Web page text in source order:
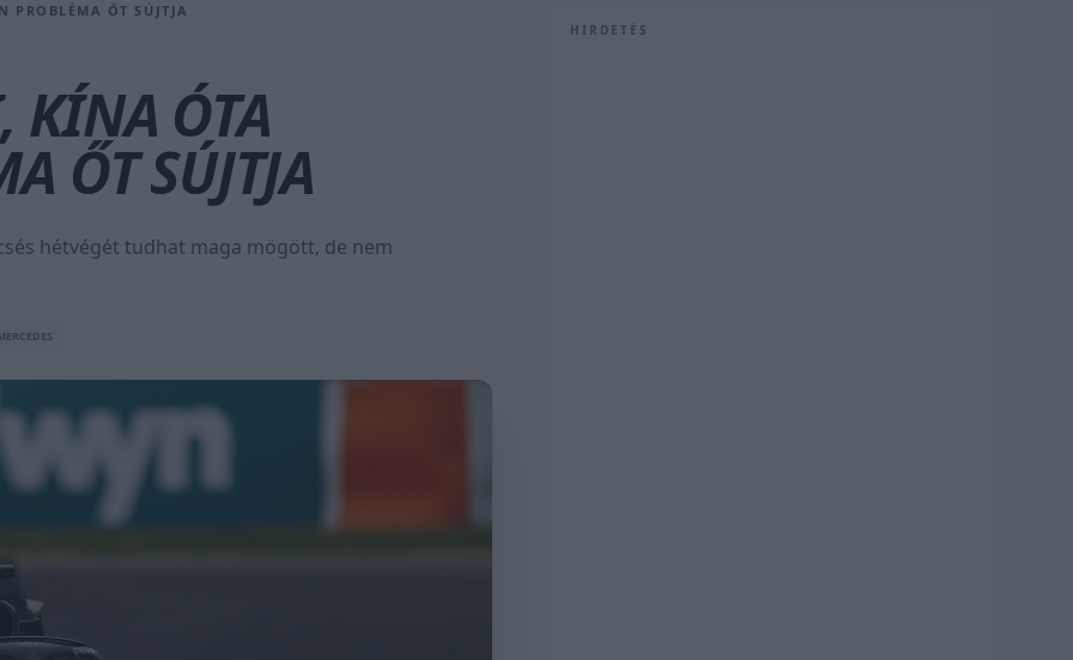
PROBLÉMA ŐT SÚJTJA
KÍNA ÓTA
ŐT SÚJTJA
hétvégét tudhat maga mögött, de nem
HIRDETÉS